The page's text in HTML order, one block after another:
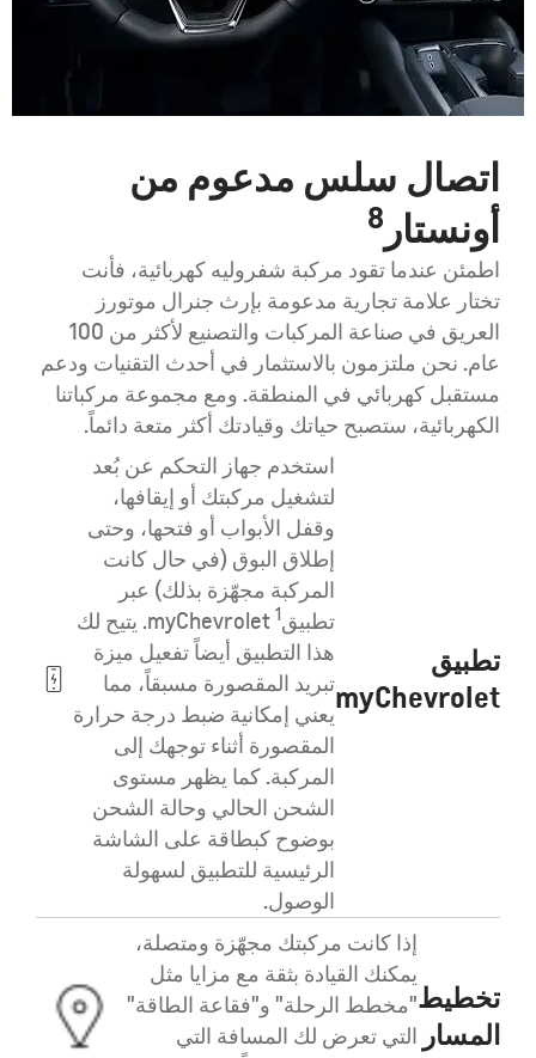
اتصال سلس مدعوم من
أونستار 8
اطمئن عندما تقود مركبة شفروليه كهربائية، فأنت
تختار علامة تجارية مدعومة بإرث جنرال موتورز
العريق في صناعة المركبات والتصنيع لأكثر من 100
عام. نحن ملتزمون بالاستثمار في أحدث التقنيات ودعم
مستقبل كهربائي في المنطقة. ومع مجموعة مركباتنا
الكهربائية، ستصبح حياتك وقيادتك أكثر متعة دائماً.
تطبيق
myChevrolet
استخدم جهاز التحكم عن بُعد
لتشغيل مركبتك أو إيقافها،
وقفل الأبواب أو فتحها، وحتى
إطلاق البوق (في حال كانت
المركبة مجهّزة بذلك) عبر
تطبيق1
myChevrolet. يتيح لك
هذا التطبيق أيضاً تفعيل ميزة
تبريد المقصورة مسبقاً، مما
يعني إمكانية ضبط درجة حرارة
المقصورة أثناء توجهك إلى
المركبة. كما يظهر مستوى
الشحن الحالي وحالة الشحن
بوضوح كبطاقة على الشاشة
الرئيسية للتطبيق لسهولة
الوصول.
تخطيط
المسار
إذا كانت مركبتك مجهّزة ومتصلة،
يمكنك القيادة بثقة مع مزايا مثل
"مخطط الرحلة" و"فقاعة الطاقة"
التي تعرض لك المسافة التي